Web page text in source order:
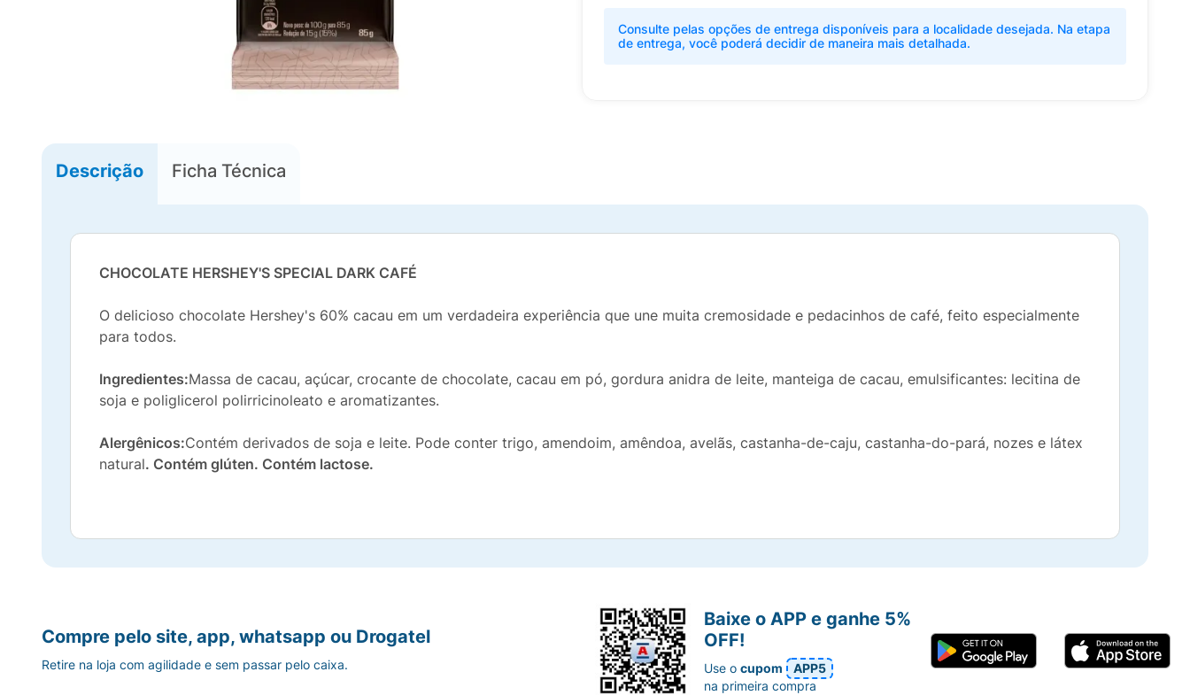
Consulte pelas opções de entrega disponíveis para a localidade desejada. Na etapa
de entrega, você poderá decidir de maneira mais detalhada.
Descrição Ficha Técnica
CHOCOLATE HERSHEY'S SPECIAL DARK CAFÉ
O delicioso chocolate Hershey's 60% cacau em um verdadeira experiência que une muita cremosidade e pedacinhos de café, feito especialmente
para todos.
Ingredientes:Massa de cacau, açúcar, crocante de chocolate, cacau em pó, gordura anidra de leite, manteiga de cacau, emulsificantes: lecitina de
soja e poliglicerol polirricinoleato e aromatizantes.
Alergênicos:Contém derivados de soja e leite. Pode conter trigo, amendoim, amêndoa, avelãs, castanha-de-caju, castanha-do-pará, nozes e látex
natural. Contém glúten. Contém lactose.
Compre pelo site, app, whatsapp ou Drogatel
Retire na loja com agilidade e sem passar pelo caixa.
Baixe o APP e ganhe 5%
OFF!
Use ocupom
APP5
na primeira compra